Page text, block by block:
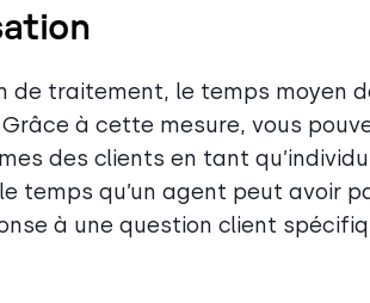
de traitement, le temps moyen
à cette mesure, vous
des clients en tant
temps qu’un agent peut avoir
à une question client